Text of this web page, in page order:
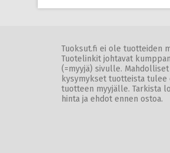
Tuoksut.fi ei ole tuotteiden
Tuotelinkit johtavat
(=myyjä) sivulle. Mahdolliset
kysymykset tuotteista tulee
tuotteen myyjälle. Tarkista
hinta ja ehdot ennen ostoa.